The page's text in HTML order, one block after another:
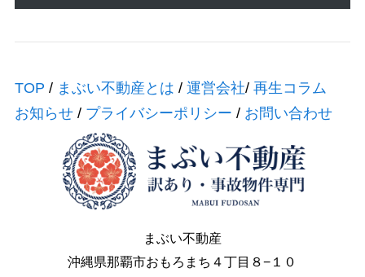
TOP / まぶい不動産とは / 運営会社/ 再生コラム
お知らせ/ プライバシーポリシー / お問い合わせ
まぶい不動産
沖縄県那覇市おもろまち４丁目８−１０